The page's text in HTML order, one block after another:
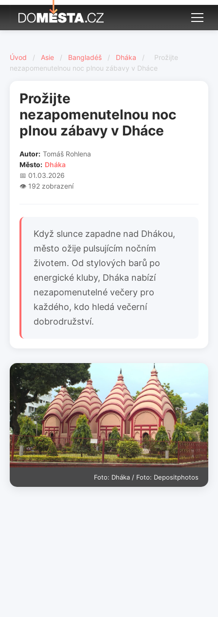
Úvod / Asie / Bangladéš / Dháka /
Prožijte
nezapomenutelnou noc plnou zábavy v Dháce
Prožijte
nezapomenutelnou noc
plnou zábavy v Dháce
Autor: Tomáš Rohlena
Město: Dháka
📅 01.03.2026
👁️ 192 zobrazení
Když slunce zapadne nad Dhákou,
město ožije pulsujícím nočním
životem. Od stylových barů po
energické kluby, Dháka nabízí
nezapomenutelné večery pro
každého, kdo hledá večerní
dobrodružství.
Foto: Dháka / Foto: Depositphotos